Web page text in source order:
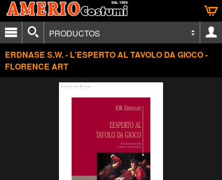
PRODUCTOS
ERDNASE S.W. - L'ESPERTO AL TAVOLO DA GIOCO -
FLORENCE ART